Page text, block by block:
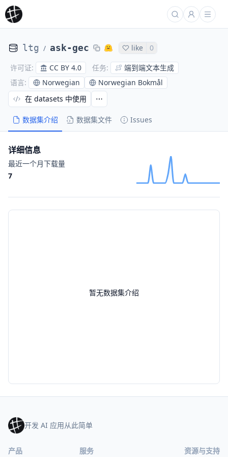
ltg / ask-gec like 0
许可证: CC BY 4.0 任务:
端到端文本生成
语言: Norwegian Norwegian Bokmål
数据集介绍 数据集文件 Issues
在 datasets 中使用
暂无数据集介绍
详细信息
最近一个月下载量
7
开发 AI 应用从此简单
产品 服务 资源与支持